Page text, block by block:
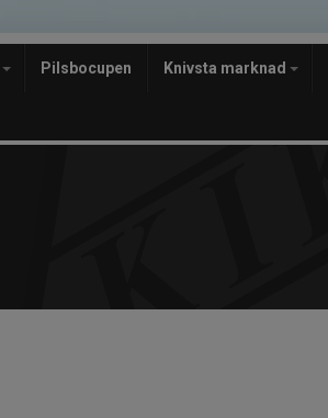
Pilsbocupen Knivsta marknad